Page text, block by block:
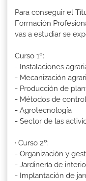
Para conseguir el
Formación
vas a estudiar se
Curso 1º:
- Instalaciones
- Mecanización
- Producción de
- Métodos de
- Agrotecnología
- Sector de las
· Curso 2º:
- Organización y
- Jardinería de
- Implantación de